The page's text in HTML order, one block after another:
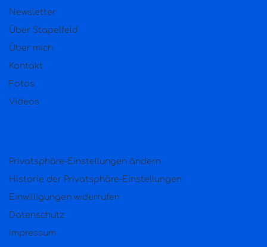
Newsletter
Über Stapelfeld
Über mich
Kontakt
Fotos
Videos
Privatsphäre-Einstellungen ändern
Historie der Privatsphäre-Einstellungen
Einwilligungen widerrufen
Datenschutz
Impressum